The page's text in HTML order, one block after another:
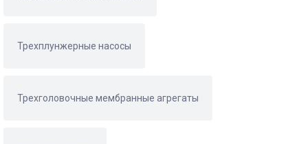
Трехплунжерные насосы
Трехголовочные мембранные агрегаты